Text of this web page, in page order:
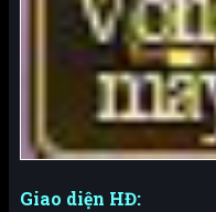
Giao diện HĐ: